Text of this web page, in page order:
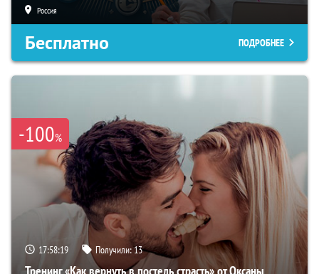
Россия
Бесплатно ПОДРОБНЕЕ
-100%
17:58:18 Получили:13